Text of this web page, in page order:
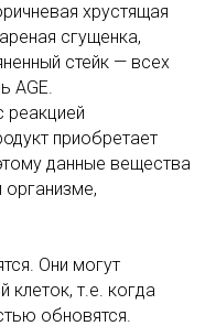
хрустящая
сгущенка,
стейк — всех
AGE.
реакцией
приобретает
данные вещества
Они могут
клеток, т.е. когда
обновятся.